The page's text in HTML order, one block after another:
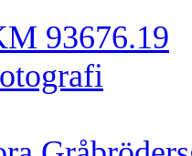
93676.19